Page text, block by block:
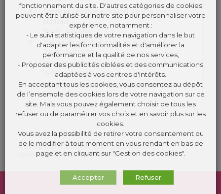
Santé et sécurité au travail dans la fonction
Travail - Formation
Travail de nuit du salarié du secteur privé
Travail - Formation
Compte professionnel de prévention (C2P)
Travail - Formation
Pension d'invalidité de la Sécurité sociale
Social - Santé
©Direction de l'information légale et administrative
comarquage developpé parkienso.fr
fonctionnement du site. D'autres catégories de cookies
peuvent être utilisé sur notre site pour personnaliser votre
expérience, notamment :
- Le suivi statistiques de votre navigation dans le but
d'adapter les fonctionnalités et d'améliorer la
performance et la qualité de nos services,
- Proposer des publicités ciblées et des communications
adaptées à vos centres d'intérêts.
En acceptant tous les cookies, vous consentez au dépôt
de l’ensemble des cookies lors de votre navigation sur ce
site. Mais vous pouvez également choisir de tous les
refuser ou de paramétrer vos choix et en savoir plus sur les
cookies.
Vous avez la possibilité de retirer votre consentement ou
de le modifier à tout moment en vous rendant en bas de
page et en cliquant sur "Gestion des cookies".
Accepter Refuser